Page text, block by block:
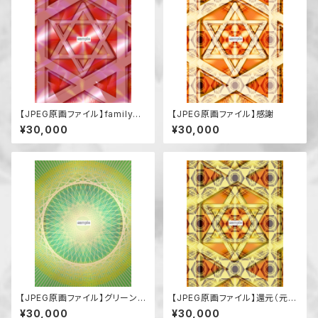
【JPEG原画ファイル】family
（強い絆で結ばれた関係、共同
体）
¥30,000
【JPEG原画ファイル】感謝
¥30,000
【JPEG原画ファイル】グリーンフ
ローライト
¥30,000
【JPEG原画ファイル】還元（元の
状態に戻す）
¥30,000